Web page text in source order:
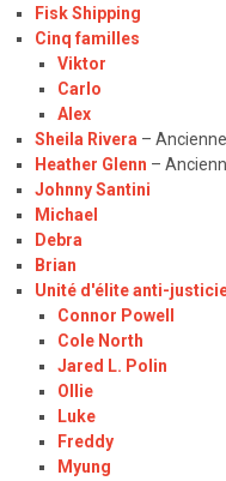
Fisk Shipping
Cinq familles
Viktor
Carlo
Alex
Sheila Rivera –
Heather Glenn –
Johnny Santini
Michael
Debra
Brian
Unité d'élite anti-
Connor Powell
Cole North
Jared L. Polin
Ollie
Luke
Freddy
Myung